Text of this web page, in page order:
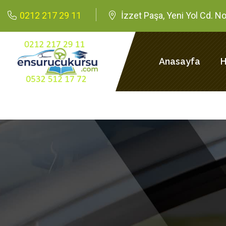
0212 217 29 11 İzzet Paşa, Yeni Yol Cd.
Anasayfa